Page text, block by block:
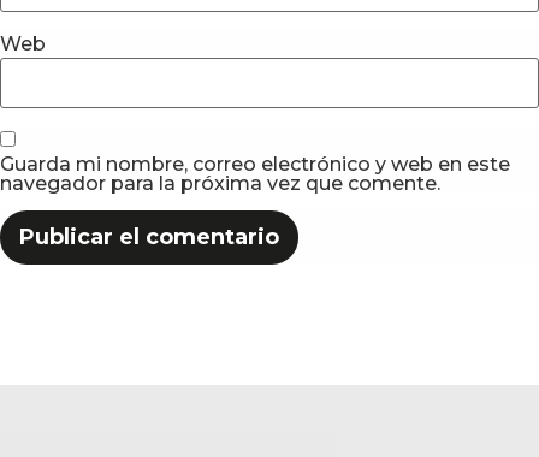
Web
Guarda mi nombre, correo electrónico y web en este
navegador para la próxima vez que comente.